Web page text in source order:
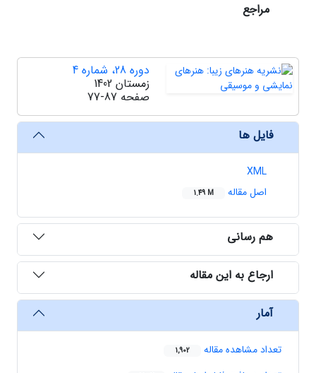
مراجع
دوره 28، شماره 4
زمستان 1402
صفحه 77-87
فایل ها
XML
اصل مقاله
1.49 M
هم رسانی
ارجاع به این مقاله
آمار
تعداد مشاهده مقاله 1,902